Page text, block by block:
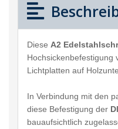
Diese A2
Hochsickenbefestigung
Lichtplatten auf
In Verbindung mit den
diese Befestigung der
bauaufsichtlich